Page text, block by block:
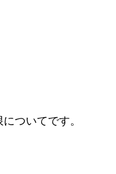
ついてです。